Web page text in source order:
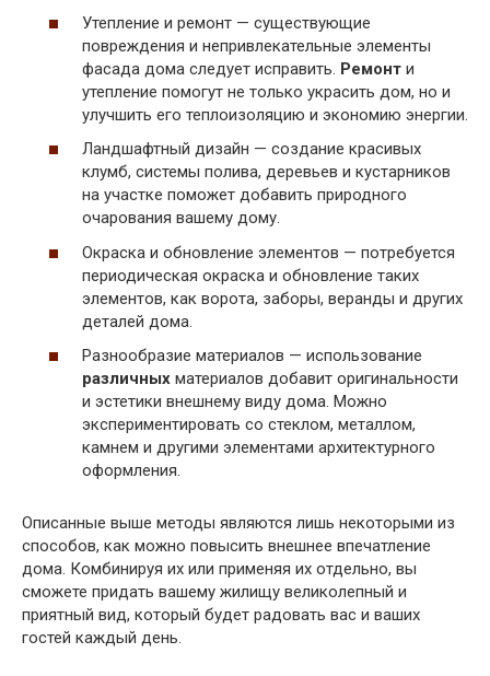
Утепление и ремонт — существующие
повреждения и непривлекательные элементы
фасада дома следует исправить. Ремонт и
утепление помогут не только украсить дом, но и
улучшить его теплоизоляцию и экономию энергии.
Ландшафтный дизайн — создание красивых
клумб, системы полива, деревьев и кустарников
на участке поможет добавить природного
очарования вашему дому.
Окраска и обновление элементов — потребуется
периодическая окраска и обновление таких
элементов, как ворота, заборы, веранды и других
деталей дома.
Разнообразие материалов — использование
различных материалов добавит оригинальности
и эстетики внешнему виду дома. Можно
экспериментировать со стеклом, металлом,
камнем и другими элементами архитектурного
оформления.
Описанные выше методы являются лишь некоторыми из
способов, как можно повысить внешнее впечатление
дома. Комбинируя их или применяя их отдельно, вы
сможете придать вашему жилищу великолепный и
приятный вид, который будет радовать вас и ваших
гостей каждый день.